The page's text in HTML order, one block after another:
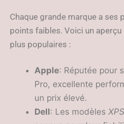
Chaque grande marque a ses
points faibles. Voici un aperçu
plus populaires :
Apple: Réputée pour
Pro, excellente
un prix élevé.
Dell: Les modèles XPS